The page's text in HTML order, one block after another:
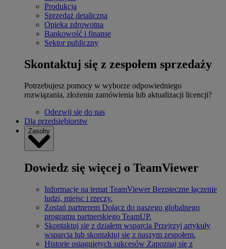
Produkcja
Sprzedaż detaliczna
Opieka zdrowotna
Bankowość i finanse
Sektor publiczny
Skontaktuj się z zespołem sprzedaży
Potrzebujesz pomocy w wyborze odpowiedniego
rozwiązania, złożeniu zamówienia lub aktualizacji licencji?
Odezwij się do nas
Dla przedsiębiorstw
Zasoby
Dowiedz się więcej o TeamViewer
Informacje na temat TeamViewer Bezpieczne łączenie
ludzi, miejsc i rzeczy.
Zostań partnerem Dołącz do naszego globalnego
programu partnerskiego TeamUP.
Skontaktuj się z działem wsparcia Przejrzyj artykuły
wsparcia lub skontaktuj się z naszym zespołem.
Historie osiągniętych sukcesów Zapoznaj się z